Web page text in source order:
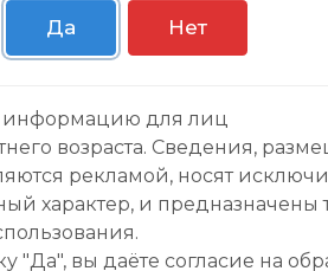
Да Нет
информацию для лиц
возраста. Сведения,
рекламой, носят
характер, и предназначены
"Да", вы даёте cогласие на